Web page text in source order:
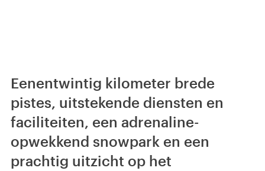
Eenentwintig kilometer brede
pistes, uitstekende diensten en
faciliteiten, een adrenaline-
opwekkend snowpark en een
prachtig uitzicht op het